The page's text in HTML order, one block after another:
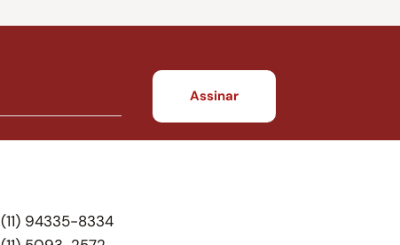
(11) 94335-8334